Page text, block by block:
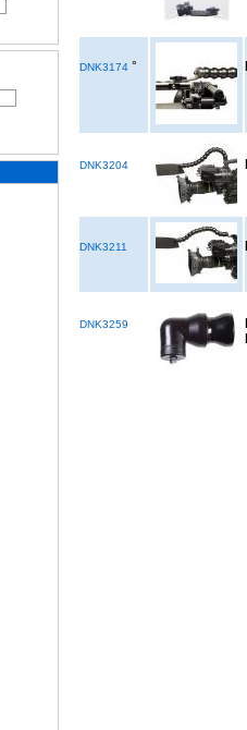
DNK3174 °
DNK3204
DNK3211
DNK3259